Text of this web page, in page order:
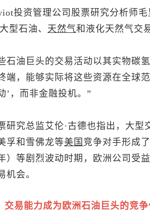
投资管理公司股票研究分析师
型石油、 天然气和液化天然气交
石油巨头的交易活动以其实物
端，能够实际将这些资源在全球
’，而非金融投机。”
研究总监艾伦·古德也指出，大
孚和雪佛龙等美国 竞争对手形成
）等剧烈波动时期，欧洲公司受
机会。
交易能力成为欧洲石油巨头的竞